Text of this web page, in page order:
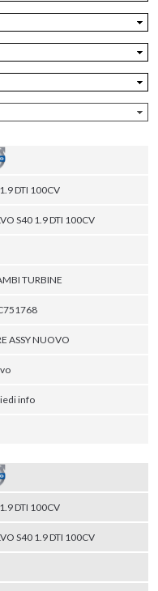
DTI 100CV
S40 1.9 DTI 100CV
TURBINE
ASSY NUOVO
info
DTI 100CV
S40 1.9 DTI 100CV